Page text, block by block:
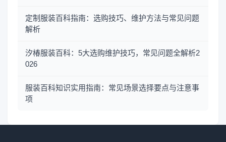
定制服装百科指南：选购技巧、维护方法与常见问题
解析
汐椿服装百科：5大选购维护技巧，常见问题全解析2
026
服装百科知识实用指南：常见场景选择要点与注意事
项